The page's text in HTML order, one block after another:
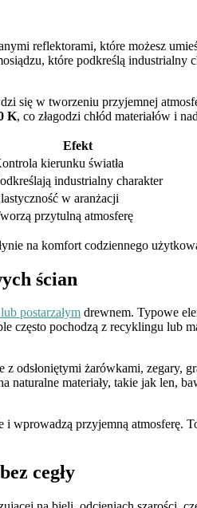
reflektorami, które możesz
które podkreślą industrialny
się w tworzeniu przyjemnej
K, co złagodzi chłód materiałów i
Efekt
kierunku światła
industrialny charakter
w aranżacji
przytulną atmosferę
na komfort codziennego
ścian
postarzałym drewnem. Typowe
często pochodzą z recyklingu lub
z odsłoniętymi żarówkami, zegary,
materiały, takie jak len,
przyjemną atmosferę.
cegły